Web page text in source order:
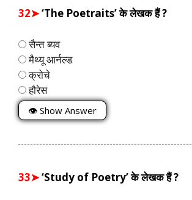
32➤‘The Poetraits’ के लेखक हैं ?
सैन्त ब्यव
मैथ्यू आर्नल्ड
क्रोचे
हौरेस
👁 Show Answer
33➤‘Study of Poetry’ के लेखक हैं ?